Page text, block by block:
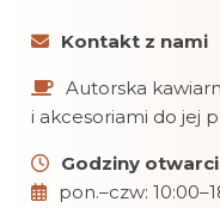
Kontakt z nami
Autorska
i akcesoriami do jej
Godziny
pon.–czw: